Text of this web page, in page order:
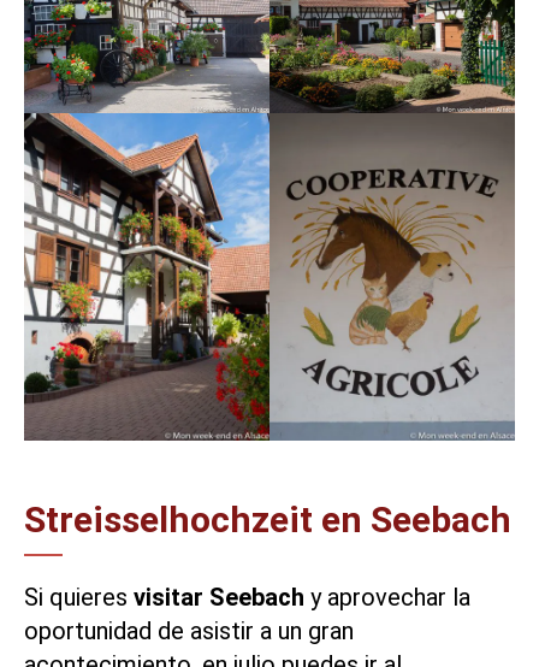
Streisselhochzeit en Seebach
Si quieres visitar Seebach y aprovechar la
oportunidad de asistir a un gran